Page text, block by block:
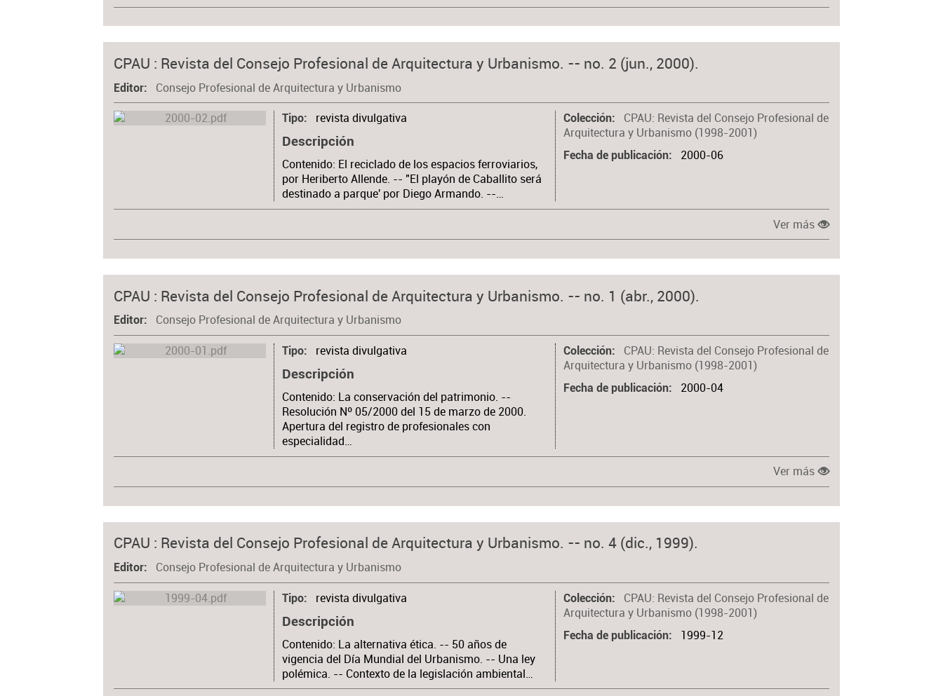
CPAU : Revista del Consejo Profesional de Arquitectura y Urbanismo. -- no. 2 (jun., 2000).
Editor Consejo Profesional de Arquitectura y Urbanismo
Tipo revista divulgativa
Descripción
Contenido: El reciclado de los espacios ferroviarios,
por Heriberto Allende. -- "El playón de Caballito será
destinado a parque' por Diego Armando. --…
Colección
CPAU: Revista del Consejo Profesional de
Arquitectura y Urbanismo (1998-2001)
Fecha de publicación 2000-06
Ver más
CPAU : Revista del Consejo Profesional de Arquitectura y Urbanismo. -- no. 1 (abr., 2000).
Editor Consejo Profesional de Arquitectura y Urbanismo
Tipo revista divulgativa
Descripción
Contenido: La conservación del patrimonio. --
Resolución Nº 05/2000 del 15 de marzo de 2000.
Apertura del registro de profesionales con
especialidad…
Colección
CPAU: Revista del Consejo Profesional de
Arquitectura y Urbanismo (1998-2001)
Fecha de publicación 2000-04
Ver más
CPAU : Revista del Consejo Profesional de Arquitectura y Urbanismo. -- no. 4 (dic., 1999).
Editor Consejo Profesional de Arquitectura y Urbanismo
Tipo revista divulgativa
Descripción
Contenido: La alternativa ética. -- 50 años de
vigencia del Día Mundial del Urbanismo. -- Una ley
polémica. -- Contexto de la legislación ambiental…
Colección
CPAU: Revista del Consejo Profesional de
Arquitectura y Urbanismo (1998-2001)
Fecha de publicación 1999-12